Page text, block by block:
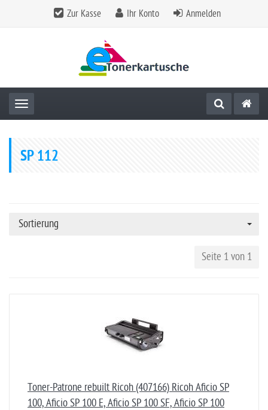
Zur Kasse Ihr Konto Anmelden
Toggle navigation
SP 112
Sortierung
Seite 1 von 1
Toner-Patrone rebuilt Ricoh (407166) Ricoh Aficio SP
100, Aficio SP 100 E, Aficio SP 100 SF, Aficio SP 100